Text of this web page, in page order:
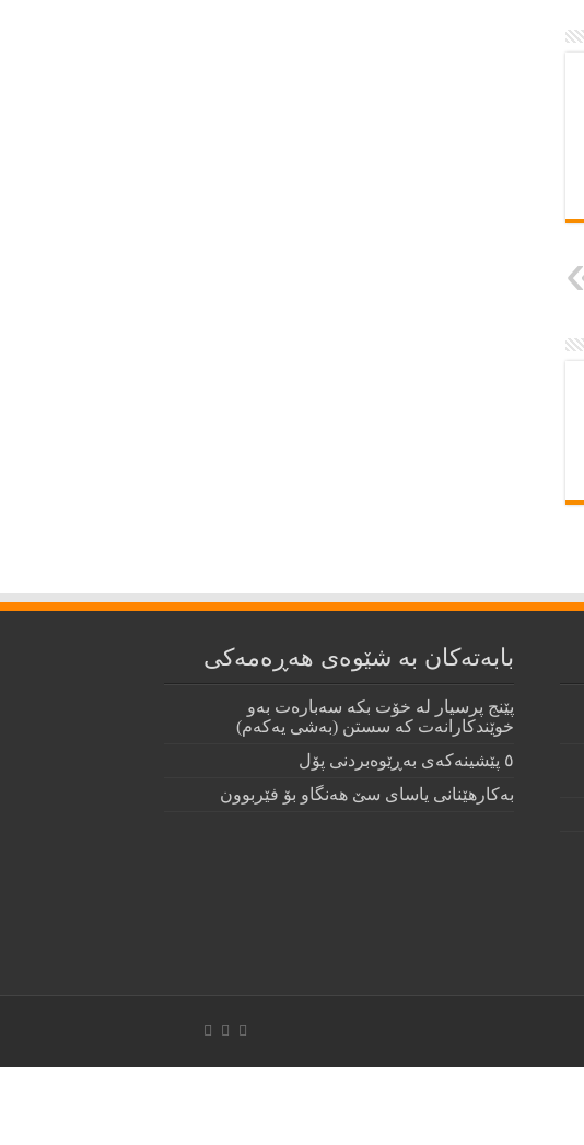
بابەتەکان بە شێوەی هەڕەمەکی
پێنج پرسيار له‌ خۆت بكه‌ سه‌باره‌ت به‌و
خوێندكارانه‌ت كه‌ سستن (به‌شى يه‌كه‌م)
٥ پێشینەکەی بەڕێوەبردنی پۆل
بەکارهێنانی یاسای سێ هەنگاو بۆ فێربوون